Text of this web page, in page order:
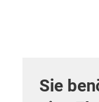
Sie